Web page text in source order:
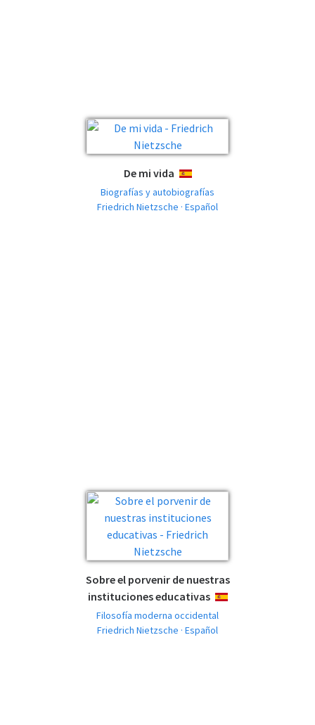
De mi vida ESPAÑOL
Biografías y autobiografías
Friedrich Nietzsche · Español
Sobre el porvenir de nuestras
instituciones educativas ESPAÑOL
Filosofía moderna occidental
Friedrich Nietzsche · Español